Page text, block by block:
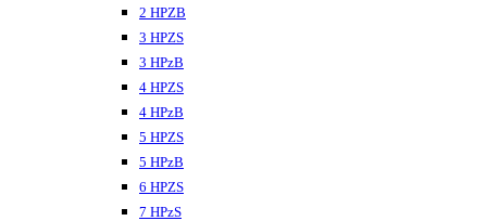
2 HPZB
3 HPZS
3 HPzB
4 HPZS
4 HPzB
5 HPZS
5 HPzB
6 HPZS
7 HPzS